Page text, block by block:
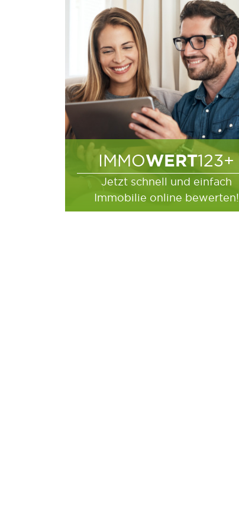
IMMOWERT123+
Jetzt schnell und einfach
Immobilie online bewerten!